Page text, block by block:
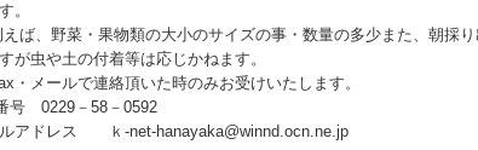
。
ば、野菜・果物類の大小のサイズの事・数量の多少また、朝採
が虫や土の付着等は応じかねます。
・メールで連絡頂いた時のみお受けいたします。
号 0229－58－0592
ルアドレス
ｋ-net-hanayaka@winnd.ocn.ne.jp